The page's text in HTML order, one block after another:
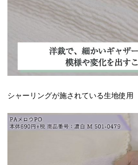
シャーリングが施されている生地使用